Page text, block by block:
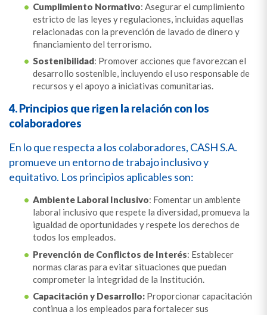
Cumplimiento Normativo: Asegurar el cumplimiento
estricto de las leyes y regulaciones, incluidas aquellas
relacionadas con la prevención de lavado de dinero y
financiamiento del terrorismo.
Sostenibilidad: Promover acciones que favorezcan el
desarrollo sostenible, incluyendo el uso responsable de
recursos y el apoyo a iniciativas comunitarias.
4. Principios que rigen la relación con los
colaboradores
En lo que respecta a los colaboradores, CASH S.A.
promueve un entorno de trabajo inclusivo y
equitativo. Los principios aplicables son:
Ambiente Laboral Inclusivo: Fomentar un ambiente
laboral inclusivo que respete la diversidad, promueva la
igualdad de oportunidades y respete los derechos de
todos los empleados.
Prevención de Conflictos de Interés: Establecer
normas claras para evitar situaciones que puedan
comprometer la integridad de la Institución.
Capacitación y Desarrollo: Proporcionar capacitación
continua a los empleados para fortalecer sus